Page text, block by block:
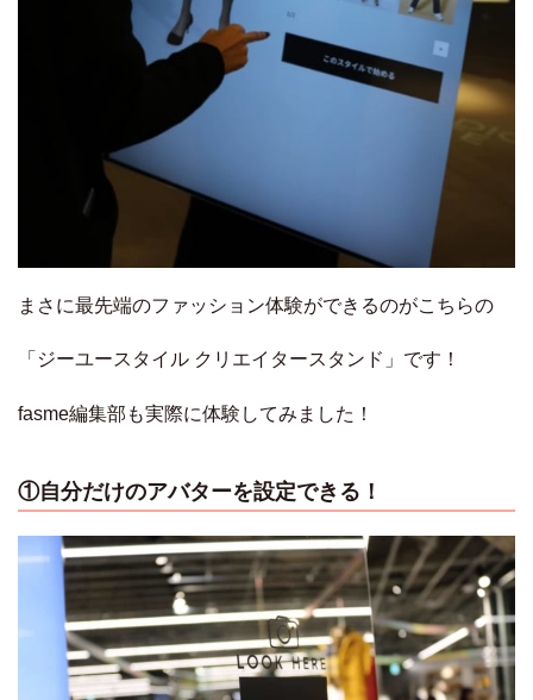
まさに最先端のファッション体験ができるのがこちらの
「ジーユースタイル クリエイタースタンド」です！
fasme編集部も実際に体験してみました！
①自分だけのアバターを設定できる！